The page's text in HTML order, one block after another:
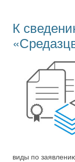
К
виды по